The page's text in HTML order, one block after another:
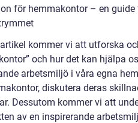
för hemmakontor – en
kommer vi att utforska
och hur det kan hjälpa
arbetsmiljö i våra egna
diskutera deras
Dessutom kommer vi att
av en inspirerande